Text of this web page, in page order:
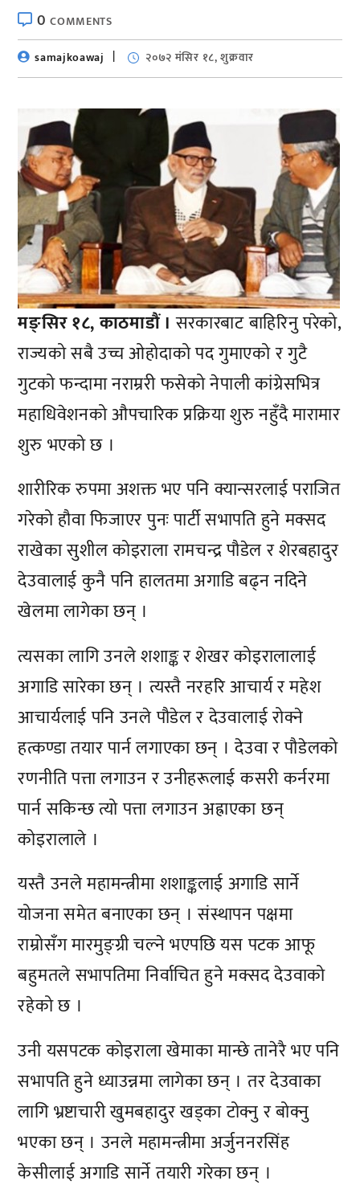
0COMMENTS
samajkoawaj
२०७२ मंसिर १८, शुक्रवार
मङ्सिर १८, काठमाडौं । सरकारबाट बाहिरिनु परेको,
राज्यको सबै उच्च ओहोदाको पद गुमाएको र गुटै
गुटको फन्दामा नराम्ररी फसेको नेपाली कांग्रेसभित्र
महाधिवेशनको औपचारिक प्रक्रिया शुरु नहुँदै मारामार
शुरु भएको छ ।
शारीरिक रुपमा अशक्त भए पनि क्यान्सरलाई पराजित
गरेको हौवा फिजाएर पुनः पार्टी सभापति हुने मक्सद
राखेका सुशील कोइराला रामचन्द्र पौडेल र शेरबहादुर
देउवालाई कुनै पनि हालतमा अगाडि बढ्न नदिने
खेलमा लागेका छन् ।
त्यसका लागि उनले शशाङ्क र शेखर कोइरालालाई
अगाडि सारेका छन् । त्यस्तै नरहरि आचार्य र महेश
आचार्यलाई पनि उनले पौडेल र देउवालाई रोक्ने
हत्कण्डा तयार पार्न लगाएका छन् । देउवा र पौडेलको
रणनीति पत्ता लगाउन र उनीहरूलाई कसरी कर्नरमा
पार्न सकिन्छ त्यो पत्ता लगाउन अह्राएका छन्
कोइरालाले ।
यस्तै उनले महामन्त्रीमा शशाङ्कलाई अगाडि सार्ने
योजना समेत बनाएका छन् । संस्थापन पक्षमा
राम्रोसँग मारमुङ्ग्री चल्ने भएपछि यस पटक आफू
बहुमतले सभापतिमा निर्वाचित हुने मक्सद देउवाको
रहेको छ ।
उनी यसपटक कोइराला खेमाका मान्छे तानेरै भए पनि
सभापति हुने ध्याउन्नमा लागेका छन् । तर देउवाका
लागि भ्रष्टाचारी खुमबहादुर खड्का टोक्नु र बोक्नु
भएका छन् । उनले महामन्त्रीमा अर्जुननरसिंह
केसीलाई अगाडि सार्ने तयारी गरेका छन् ।